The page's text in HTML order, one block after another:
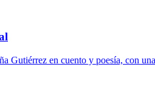
Gutiérrez en cuento y poesía, con